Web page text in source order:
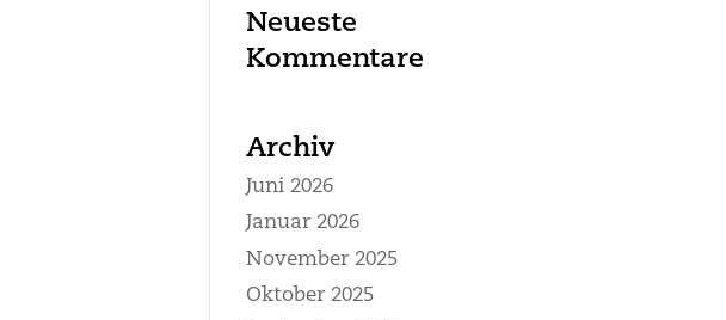
Neueste
Kommentare
Archiv
Juni 2026
Januar 2026
November 2025
Oktober 2025